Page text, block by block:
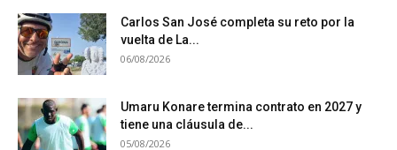
Carlos San José completa su reto por la
vuelta de La...
06/08/2026
Umaru Konare termina contrato en 2027 y
tiene una cláusula de...
05/08/2026